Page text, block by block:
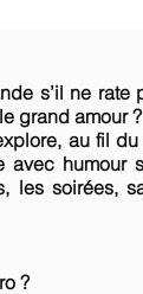
s’il ne rate
grand amour ?
au fil
avec humour
les soirées,
?